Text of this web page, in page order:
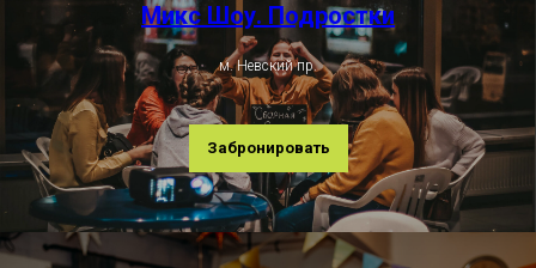
Микс Шоу. Подростки
м. Невский пр.
Забронировать